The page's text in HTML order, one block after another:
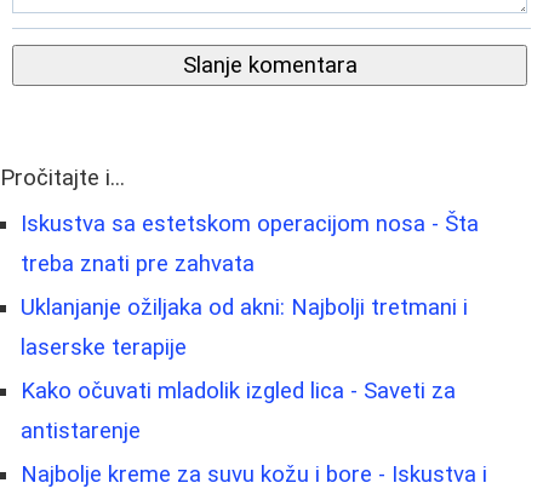
Slanje komentara
Pročitajte i...
Iskustva sa estetskom operacijom nosa - Šta
treba znati pre zahvata
Uklanjanje ožiljaka od akni: Najbolji tretmani i
laserske terapije
Kako očuvati mladolik izgled lica - Saveti za
antistarenje
Najbolje kreme za suvu kožu i bore - Iskustva i